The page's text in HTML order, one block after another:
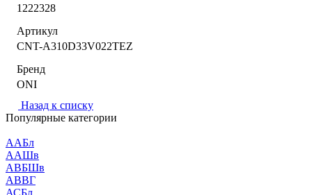
1222328
Артикул
CNT-A310D33V022TEZ
Бренд
ONI
Назад к списку
Популярные категории
ААБл
ААШв
АВБШв
АВВГ